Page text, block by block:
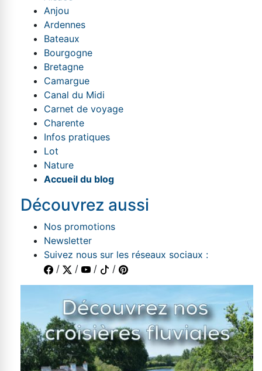
Anjou
Ardennes
Bateaux
Bourgogne
Bretagne
Camargue
Canal du Midi
Carnet de voyage
Charente
Infos pratiques
Lot
Nature
Accueil du blog
Découvrez aussi
Nos promotions
Newsletter
Suivez nous sur les réseaux sociaux :
/
/ / /